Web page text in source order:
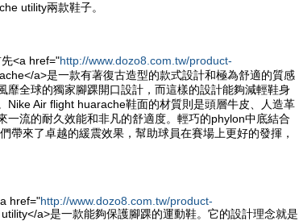
utility兩款鞋子。
<a href="http://www.dozo8.com.tw/product-
a>是一款有著復古造型的款式設計和極為舒適的質感
靡全球的獨家腳踝開口設計，而這樣的設計能夠減輕鞋身
Nike Air flight huarache鞋面的材質則是頭層牛皮、人造革
一流的耐久效能和非凡的舒適度。輕巧的phylon中底結合
帶來了卓越的緩震效果，幫助球員在賽場上更好的發揮，
href="http://www.dozo8.com.tw/product-
a>是一款能夠保護腳踝的運動鞋。它的設計理念就是